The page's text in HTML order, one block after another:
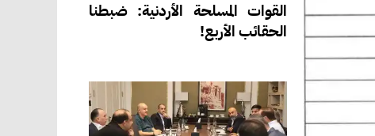
القوات المسلحة الأردنية: ضبطنا
الحقائب الأربع!